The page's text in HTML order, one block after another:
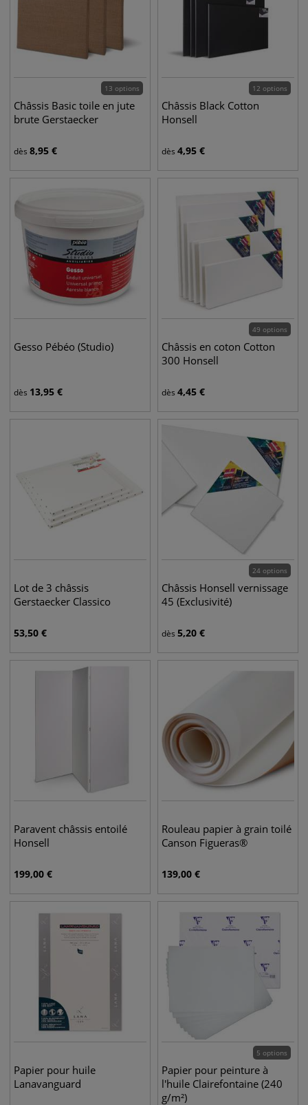
13 options
Châssis Basic toile en jute
brute Gerstaecker
dès 8,95 €
12 options
Châssis Black Cotton
Honsell
dès 4,95 €
Gesso Pébéo (Studio)
dès 13,95 €
49 options
Châssis en coton Cotton
300 Honsell
dès 4,45 €
Lot de 3 châssis
Gerstaecker Classico
53,50 €
24 options
Châssis Honsell vernissage
45 (Exclusivité)
dès 5,20 €
Paravent châssis entoilé
Honsell
199,00 €
Rouleau papier à grain toilé
Canson Figueras®
139,00 €
Papier pour huile
Lanavanguard
5 options
Papier pour peinture à
l'huile Clairefontaine (240
g/m²)